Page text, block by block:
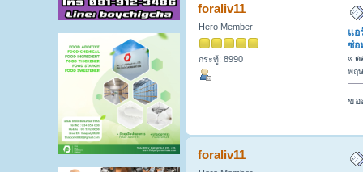
foraliv11
Hero Member
กระทู้: 8990
แอ
ซ่อ
« ต
พฤ
ขอ
foraliv11